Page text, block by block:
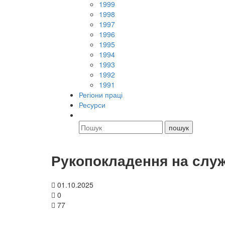
1999
1998
1997
1996
1995
1994
1993
1992
1991
Регіони праці
Ресурси
Рукопокладення на
01.10.2025
0
77